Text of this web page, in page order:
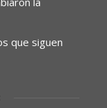
que siguen